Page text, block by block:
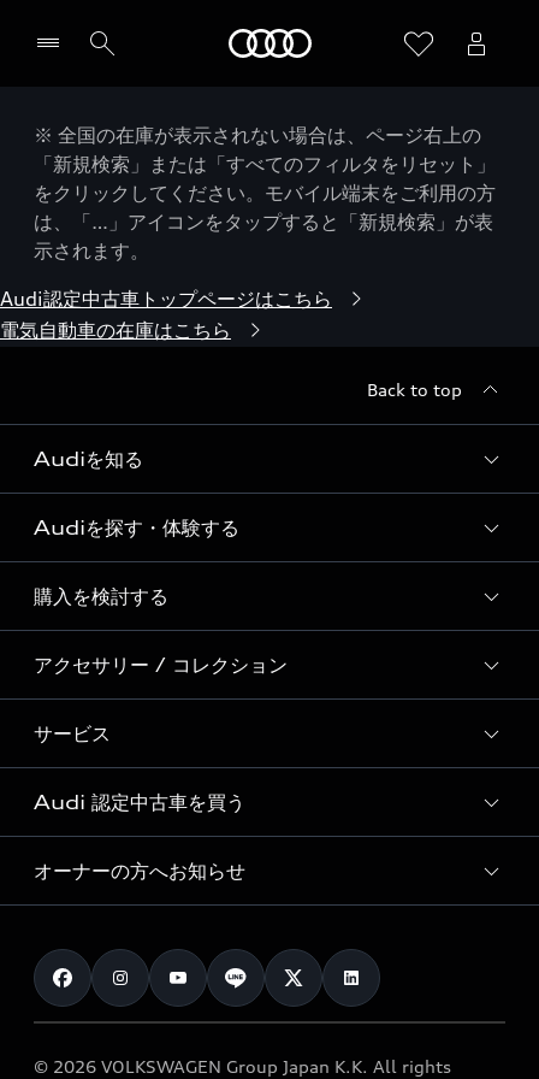
※ 全国の在庫が表示されない場合は、ページ右上の
「新規検索」または「すべてのフィルタをリセット」
をクリックしてください。モバイル端末をご利用の方
は、「…」アイコンをタップすると「新規検索」が表
示されます。
Audi認定中古車トップページはこちら
電気自動車の在庫はこちら
Back to top
Audiを知る
Audi ブランド
Story of Progress
Audi Sport
Formula 1®
デジタルサービス
Audiを探す・体験する
ディーラー検索
新車在庫検索
試乗車・展示車検索
見積り依頼
試乗予約
購入を検討する
モデル一覧
特別仕様モデル / 限定モデル
e-tronラインアップ
価格シミュレーション
車両比較
カタログ一覧
アクセサリー / コレクション
純正アクセサリー
オンラインショップ
Audi collection
アウディナビアプリ
サービス
サービス入庫予約
サービスプログラム
メンテナンス
車検 / 定期点検
e-tronアフターサポート
Audi 認定中古車を買う
Audi認定中古車
クオリティ
保証
メンテナンス
オーナーの方へお知らせ
お知らせ
オーナー様向けキャンペーン
© 2026 VOLKSWAGEN Group Japan K.K. All rights